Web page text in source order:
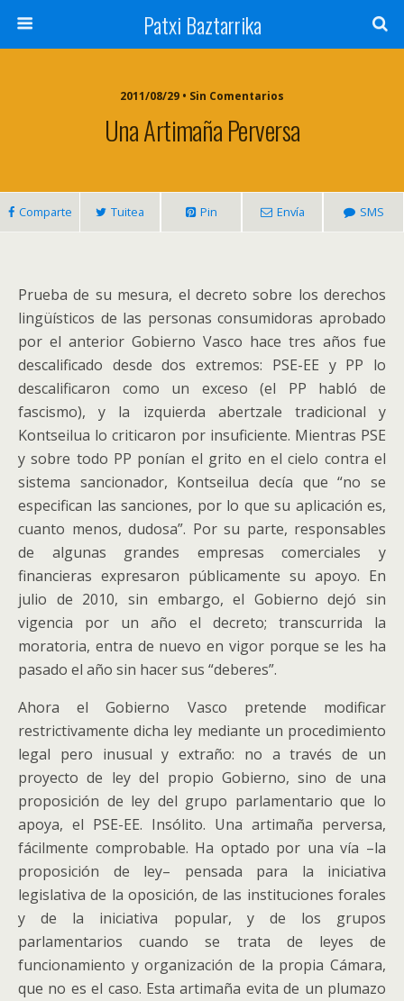
Patxi Baztarrika
2011/08/29 • Sin Comentarios
Una Artimaña Perversa
Comparte Tuitea Pin Envía SMS
Prueba de su mesura, el decreto sobre los derechos
lingüísticos de las personas consumidoras aprobado
por el anterior Gobierno Vasco hace tres años fue
descalificado desde dos extremos: PSE-EE y PP lo
descalificaron como un exceso (el PP habló de
fascismo), y la izquierda abertzale tradicional y
Kontseilua lo criticaron por insuficiente. Mientras PSE
y sobre todo PP ponían el grito en el cielo contra el
sistema sancionador, Kontseilua decía que “no se
especifican las sanciones, por lo que su aplicación es,
cuanto menos, dudosa”. Por su parte, responsables
de algunas grandes empresas comerciales y
financieras expresaron públicamente su apoyo. En
julio de 2010, sin embargo, el Gobierno dejó sin
vigencia por un año el decreto; transcurrida la
moratoria, entra de nuevo en vigor porque se les ha
pasado el año sin hacer sus “deberes”.
Ahora el Gobierno Vasco pretende modificar
restrictivamente dicha ley mediante un procedimiento
legal pero inusual y extraño: no a través de un
proyecto de ley del propio Gobierno, sino de una
proposición de ley del grupo parlamentario que lo
apoya, el PSE-EE. Insólito. Una artimaña perversa,
fácilmente comprobable. Ha optado por una vía –la
proposición de ley– pensada para la iniciativa
legislativa de la oposición, de las instituciones forales
y de la iniciativa popular, y de los grupos
parlamentarios cuando se trata de leyes de
funcionamiento y organización de la propia Cámara,
que no es el caso. Esta artimaña evita de un plumazo